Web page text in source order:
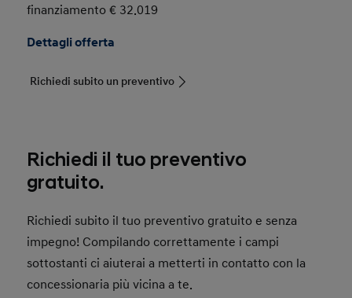
finanziamento € 32.019
Dettagli offerta
Richiedi subito un preventivo
Richiedi il tuo preventivo
gratuito.
Richiedi subito il tuo preventivo gratuito e senza
impegno! Compilando correttamente i campi
sottostanti ci aiuterai a metterti in contatto con la
concessionaria più vicina a te.